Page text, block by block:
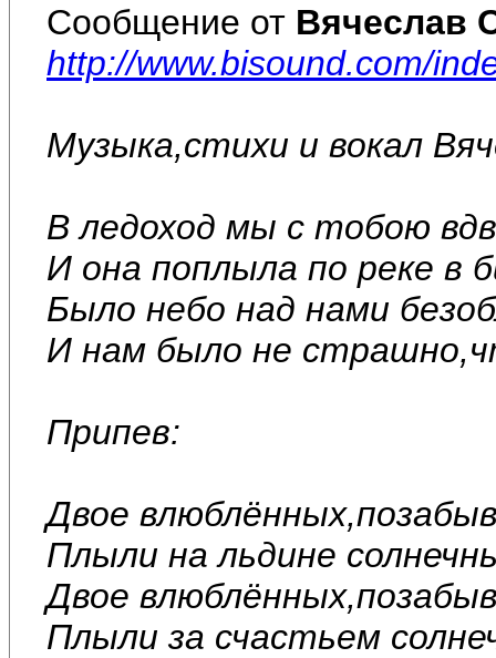
Сообщение от Вячеслав
http://www.bisound.com/
Музыка,стихи и вокал
В ледоход мы с тобою
И она поплыла по реке в
Было небо над нами
И нам было не
Припев:
Двое
Плыли на льдине
Двое
Плыли за счастьем